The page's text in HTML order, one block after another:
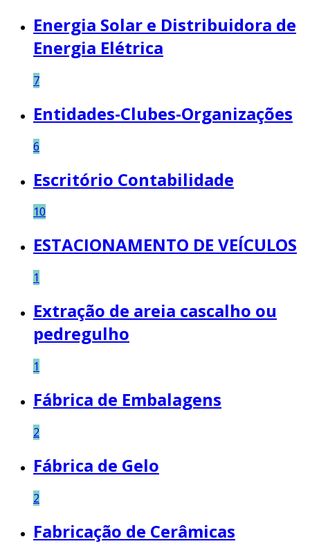
Energia Solar e Distribuidora de
Energia Elétrica
7
Entidades-Clubes-Organizações
6
Escritório Contabilidade
10
ESTACIONAMENTO DE VEÍCULOS
1
Extração de areia cascalho ou
pedregulho
1
Fábrica de Embalagens
2
Fábrica de Gelo
2
Fabricação de Cerâmicas